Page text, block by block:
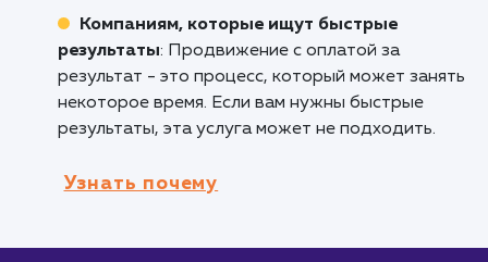
вкладывать большие суммы денег вперед,
рискуя не получить ожидаемый результат.
Предприятиям, которые хотят увидеть
за результат идеально подходит для